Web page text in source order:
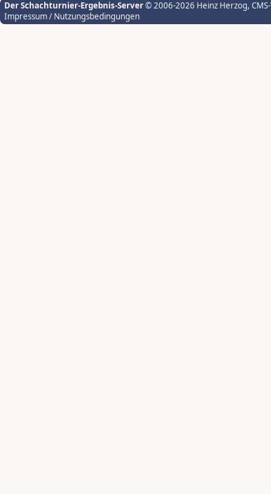
Der Schachturnier-Ergebnis-Server© 2006-2026 Heinz Herzog,
Impressum / Nutzungsbedingungen